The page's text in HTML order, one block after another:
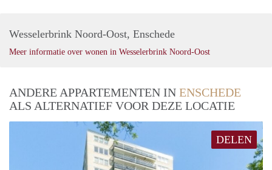
Wesselerbrink Noord-Oost, Enschede
Meer informatie over wonen in Wesselerbrink Noord-Oost
ANDERE APPARTEMENTEN IN ENSCHEDE
ALS ALTERNATIEF VOOR DEZE LOCATIE
DELEN